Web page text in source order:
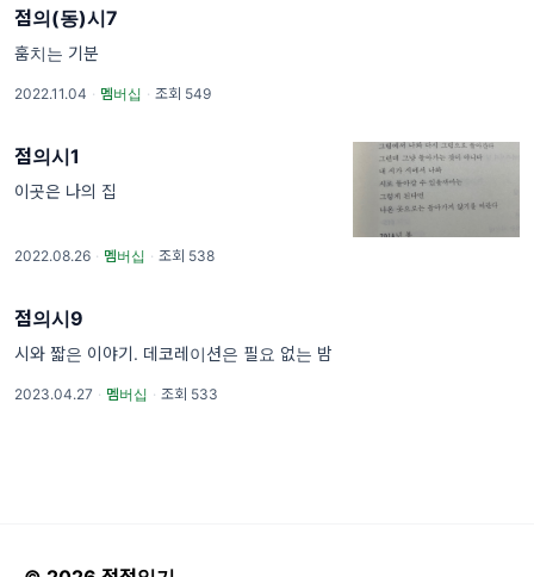
점의(동)시7
훔치는 기분
2022.11.04 · 멤버십 · 조회 549
점의시1
이곳은 나의 집
2022.08.26 · 멤버십 · 조회 538
점의시9
시와 짧은 이야기. 데코레이션은 필요 없는 밤
2023.04.27 · 멤버십 · 조회 533